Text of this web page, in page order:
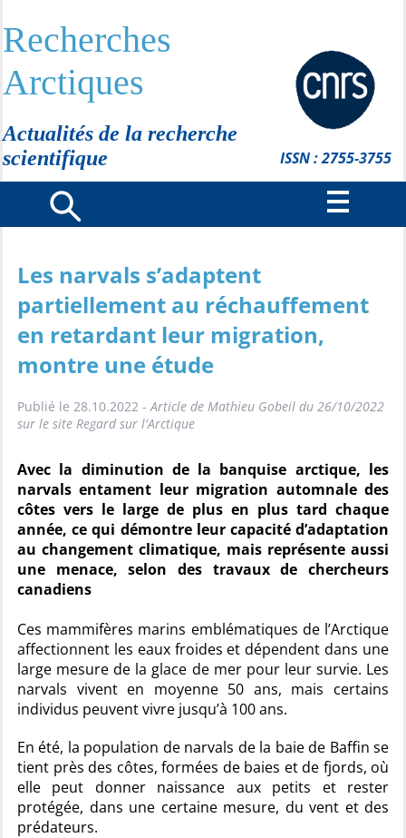
Recherches
Arctiques
Actualités de la recherche
scientifique
ISSN : 2755-3755
Les narvals s’adaptent
partiellement au réchauffement
en retardant leur migration,
montre une étude
Publié le 28.10.2022 -Article de Mathieu Gobeil du 26/10/2022
sur le site Regard sur l'Arctique
Avec la diminution de la banquise arctique, les
narvals entament leur migration automnale des
côtes vers le large de plus en plus tard chaque
année, ce qui démontre leur capacité d’adaptation
au changement climatique, mais représente aussi
une menace, selon des travaux de chercheurs
canadiens
Ces mammifères marins emblématiques de l’Arctique
affectionnent les eaux froides et dépendent dans une
large mesure de la glace de mer pour leur survie. Les
narvals vivent en moyenne 50 ans, mais certains
individus peuvent vivre jusqu’à 100 ans.
En été, la population de narvals de la baie de Baffin se
tient près des côtes, formées de baies et de fjords, où
elle peut donner naissance aux petits et rester
protégée, dans une certaine mesure, du vent et des
prédateurs.